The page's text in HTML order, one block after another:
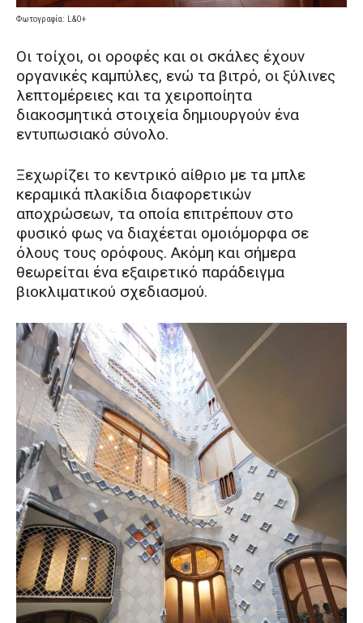
Φωτογραφία: L&O+
Οι τοίχοι, οι οροφές και οι σκάλες έχουν
οργανικές καμπύλες, ενώ τα βιτρό, οι ξύλινες
λεπτομέρειες και τα χειροποίητα
διακοσμητικά στοιχεία δημιουργούν ένα
εντυπωσιακό σύνολο.
Ξεχωρίζει το κεντρικό αίθριο με τα μπλε
κεραμικά πλακίδια διαφορετικών
αποχρώσεων, τα οποία επιτρέπουν στο
φυσικό φως να διαχέεται ομοιόμορφα σε
όλους τους ορόφους. Ακόμη και σήμερα
θεωρείται ένα εξαιρετικό παράδειγμα
βιοκλιματικού σχεδιασμού.